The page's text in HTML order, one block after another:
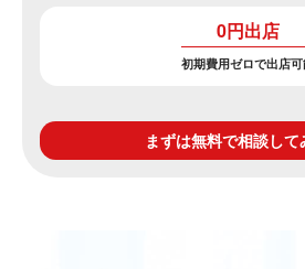
0円出店
初期費用ゼロで出店
まずは無料で相談して